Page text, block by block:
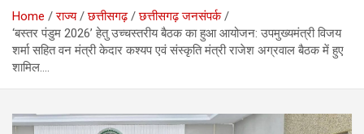
Home राज्य छत्तीसगढ़
छत्तीसगढ़ जनसंपर्क
‘बस्तर पंडुम 2026’ हेतु उच्चस्तरीय बैठक का हुआ आयोजन: उपमुख्यमंत्री विजय
शर्मा सहित वन मंत्री केदार कश्यप एवं संस्कृति मंत्री राजेश अग्रवाल बैठक में हुए
शामिल….